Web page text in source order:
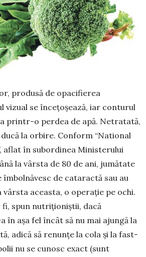
produsă de opacifierea
vi­zual se încețo­șea­ză, iar conturul
prin­tr-o perdea de apă. Netratată,
la orbire. Con­form “National
aflat în sub­or­dinea Mi­nisterului
la vârsta de 80 de ani, jumătate
de cata­ractă sau au
vâr­sta aceasta, o operație pe ochi.
fi, spun nutriționiștii, dacă
în așa fel încât să nu mai ajungă la
adică să renunțe la cola și la fast-
nu se cunosc exact (sunt